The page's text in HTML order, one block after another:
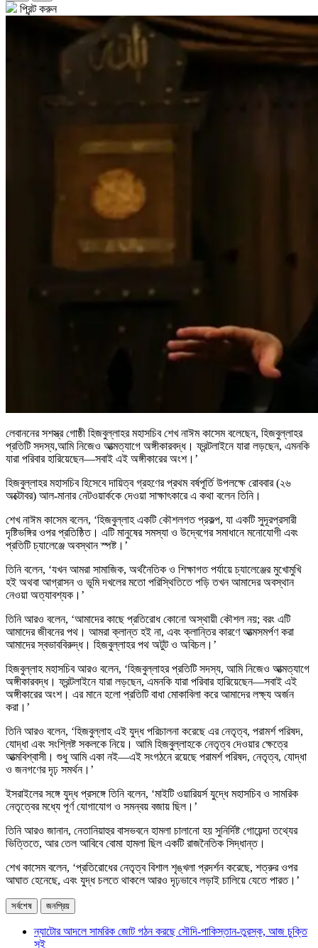
প্রিন্ট করুন
লেবাননের সশস্ত্র গোষ্ঠী হিজবুল্লাহর মহাসচিব শেখ নাঈম কাসেম বলেছেন, হিজবুল্লাহর
প্রতিটি সদস্য,আমি নিজেও আত্মত্যাগে অঙ্গীকারবদ্ধ। ফ্রন্টলাইনে যারা লড়ছেন, এমনকি
যারা পরিবার হারিয়েছেন—সবাই এই অঙ্গীকারের অংশ।’
হিজবুল্লাহর মহাসচিব হিসেবে দায়িত্ব গ্রহণের প্রথম বর্ষপূর্তি উপলক্ষে রোববার (২৬
অক্টোবর) আল-মানার নেটওয়ার্ককে দেওয়া সাক্ষাৎকারে এ কথা বলেন তিনি।
শেখ নাঈম কাসেম বলেন, ‘হিজবুল্লাহ একটি কৌশলগত প্রকল্প, যা একটি সুদূরপ্রসারী
দৃষ্টিভঙ্গির ওপর প্রতিষ্ঠিত। এটি মানুষের সমস্যা ও উদ্বেগের সমাধানে মনোযোগী এবং
প্রতিটি চ্যালেঞ্জে অবস্থান স্পষ্ট।’
তিনি বলেন, ‘যখন আমরা সামাজিক, অর্থনৈতিক ও শিক্ষাগত পর্যায়ে চ্যালেঞ্জের মুখোমুখি
হই অথবা আগ্রাসন ও ভূমি দখলের মতো পরিস্থিতিতে পড়ি তখন আমাদের অবস্থান
নেওয়া অত্যাবশ্যক।’
তিনি আরও বলেন, ‘আমাদের কাছে প্রতিরোধ কোনো অস্থায়ী কৌশল নয়; বরং এটি
আমাদের জীবনের পথ। আমরা ক্লান্ত হই না, এবং ক্লান্তির কারণে আত্মসমর্পণ করা
আমাদের স্বভাববিরুদ্ধ। হিজবুল্লাহর পথ অটুট ও অবিচল।’
হিজবুল্লাহ মহাসচিব আরও বলেন, ‘হিজবুল্লাহর প্রতিটি সদস্য, আমি নিজেও আত্মত্যাগে
অঙ্গীকারবদ্ধ। ফ্রন্টলাইনে যারা লড়ছেন, এমনকি যারা পরিবার হারিয়েছেন—সবাই এই
অঙ্গীকারের অংশ। এর মানে হলো প্রতিটি বাধা মোকাবিলা করে আমাদের লক্ষ্য অর্জন
করা।’
তিনি আরও বলেন, ‘হিজবুল্লাহ এই যুদ্ধ পরিচালনা করেছে এর নেতৃত্ব, পরামর্শ পরিষদ,
যোদ্ধা এবং সংশ্লিষ্ট সকলকে নিয়ে। আমি হিজবুল্লাহকে নেতৃত্ব দেওয়ার ক্ষেত্রে
আত্মবিশ্বাসী। শুধু আমি একা নই—এই সংগঠনে রয়েছে পরামর্শ পরিষদ, নেতৃত্ব, যোদ্ধা
ও জনগণের দৃঢ় সমর্থন।’
ইসরাইলের সঙ্গে যুদ্ধ প্রসঙ্গে তিনি বলেন, ‘মাইটি ওয়ারিয়র্স যুদ্ধে মহাসচিব ও সামরিক
নেতৃত্বের মধ্যে পূর্ণ যোগাযোগ ও সমন্বয় বজায় ছিল।’
তিনি আরও জানান, নেতানিয়াহুর বাসভবনে হামলা চালানো হয় সুনির্দিষ্ট গোয়েন্দা তথ্যের
ভিত্তিতে, আর তেল আবিবে বোমা হামলা ছিল একটি রাজনৈতিক সিদ্ধান্ত।
শেখ কাসেম বলেন, ‘প্রতিরোধের নেতৃত্ব বিশাল শৃঙ্খলা প্রদর্শন করেছে, শত্রুর ওপর
আঘাত হেনেছে, এবং যুদ্ধ চলতে থাকলে আরও দৃঢ়ভাবে লড়াই চালিয়ে যেতে পারত।’
সর্বশেষ জনপ্রিয়
ন্যাটোর আদলে সামরিক জোট গঠন করছে সৌদি-পাকিস্তান-তুরস্ক, আজ চুক্তি
সই